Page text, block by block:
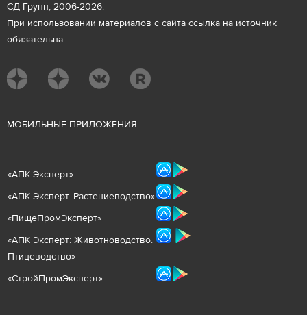
СД Групп, 2006-2026.
При использовании материалов с сайта ссылка на источник
обязательна.
МОБИЛЬНЫЕ ПРИЛОЖЕНИЯ
«АПК Эксперт»
«АПК Эксперт. Растениеводство»
«ПищеПромЭксперт»
«АПК Эксперт: Животноводство.
Птицеводство»
«СтройПромЭксперт»